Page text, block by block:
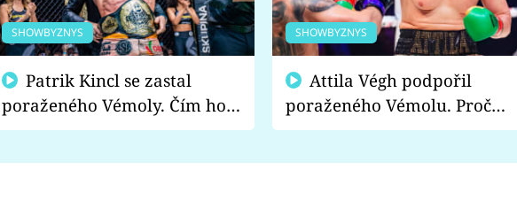
SHOWBYZNYS
poraženého Vémoly. Čím ho
fanoušci naštvali?
SHOWBYZNYS
poraženého Vémolu. Proč
chce raději zápasit s ním než